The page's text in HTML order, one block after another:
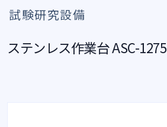
試験研究設備
ステンレス作業台 ASC-1275